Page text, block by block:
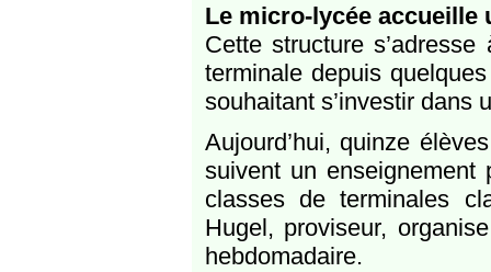
Le micro-lycée accueille
Cette structure
terminale depuis
souhaitant s’investir dans
Aujourd’hui, quinze
suivent un enseignement
classes de terminales
Hugel, proviseur,
hebdomadaire.